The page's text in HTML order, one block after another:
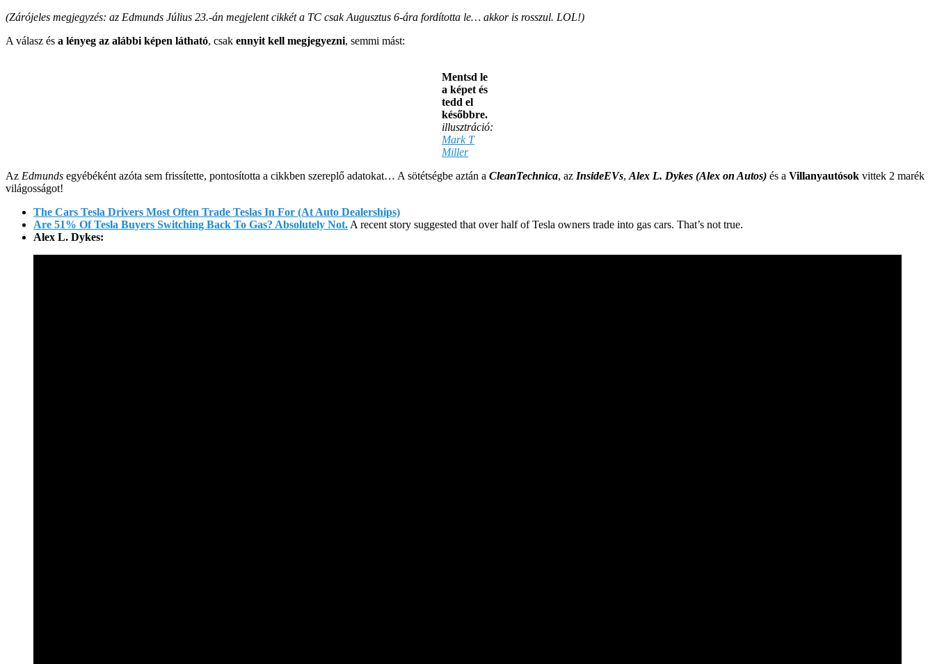
(Zárójeles megjegyzés: az Edmunds Július 23.-án megjelent cikkét a TC csak Augusztus 6-ára fordította le… akkor is rosszul. LOL!)
A válasz és a lényeg az alábbi képen látható, csak ennyit kell megjegyezni, semmi mást:
Mentsd le
a képet és
tedd el
későbbre.
illusztráció:
Mark T
Miller
Az Edmunds egyébéként azóta sem frissítette, pontosította a cikkben szereplő adatokat… A sötétségbe aztán a CleanTechnica, az InsideEVs, Alex L. Dykes (Alex on Autos) és a Villanyautósok vittek 2 marék
világosságot!
The Cars Tesla Drivers Most Often Trade Teslas In For (At Auto Dealerships)
Are 51% Of Tesla Buyers Switching Back To Gas? Absolutely Not. A recent story suggested that over half of Tesla owners trade into gas cars. That’s not true.
Alex L. Dykes: